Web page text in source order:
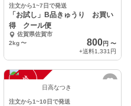
注文から1~7日で発送
「お試し」B品きゅうり お買い
得 クール便
佐賀県佐賀市
2kg 〜 800円 〜
+送料1,331円
注
文
受
付
停
止 日高なつき
注文から1~10日で発送